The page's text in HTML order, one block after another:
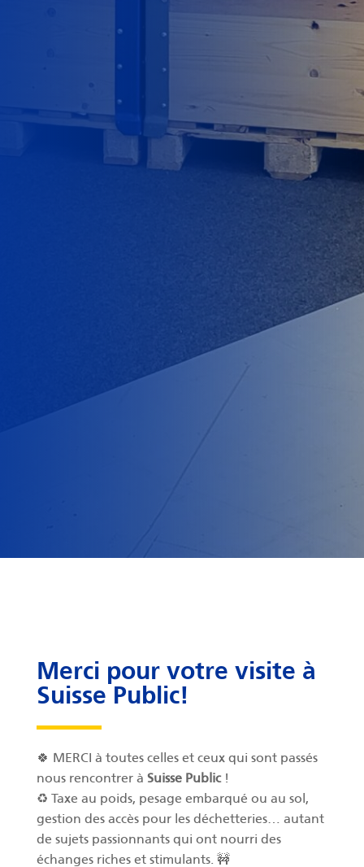
Merci pour votre visite à
Suisse Public!
🍀 MERCI à toutes celles et ceux qui sont passés
nous rencontrer à Suisse Public!
♻️ Taxe au poids, pesage embarqué ou au sol,
gestion des accès pour les déchetteries… autant
de sujets passionnants qui ont nourri des
échanges riches et stimulants. 🚧